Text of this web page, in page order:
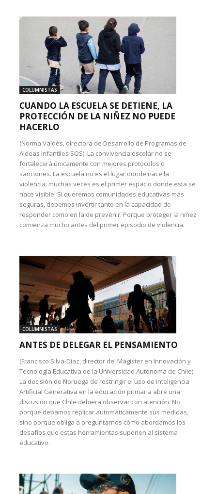
COLUMNISTAS
CUANDO LA ESCUELA SE DETIENE, LA
PROTECCIÓN DE LA NIÑEZ NO PUEDE
HACERLO
(Norma Valdés, directora de Desarrollo de Programas de
Aldeas Infantiles SOS): La convivencia escolar no se
fortalecerá únicamente con mejores protocolos o
sanciones. La escuela no es el lugar donde nace la
violencia; muchas veces es el primer espacio donde esta se
hace visible. Si queremos comunidades educativas más
seguras, debemos invertir tanto en la capacidad de
responder como en la de prevenir. Porque proteger la niñez
comienza mucho antes del primer episodio de violencia.
COLUMNISTAS
ANTES DE DELEGAR EL PENSAMIENTO
(Francisco Silva-Díaz, director del Magíster en Innovación y
Tecnología Educativa de la Universidad Autónoma de Chile):
La decisión de Noruega de restringir el uso de Inteligencia
Artificial Generativa en la educación primaria abre una
discusión que Chile debiera observar con atención. No
porque debamos replicar automáticamente sus medidas,
sino porque obliga a preguntarnos cómo abordamos los
desafíos que estas herramientas suponen al sistema
educativo.